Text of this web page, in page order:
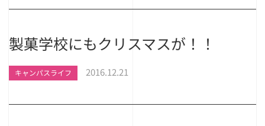
製菓学校にもクリスマスが！！
キャンパスライフ 2016.12.21